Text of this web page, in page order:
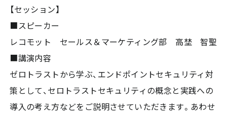
【セッション】
■スピーカー
レコモット セールス＆マーケティング部 高埜 智聖
■講演内容
ゼロトラストから学ぶ、エンドポイントセキュリティ対
策として、セロトラストセキュリティの概念と実践への
導入の考え方などをご説明させていただきます。あわせ